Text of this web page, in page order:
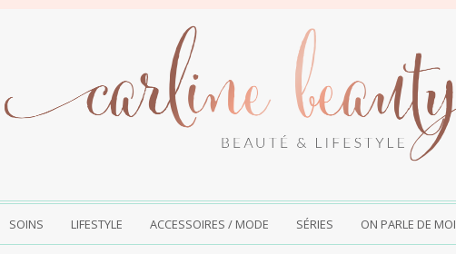
SOINS LIFESTYLE ACCESSOIRES / MODE SÉRIES ON PARLE DE MOI